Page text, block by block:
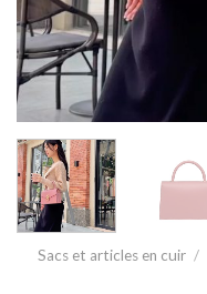
Sacs et articles en cuir /